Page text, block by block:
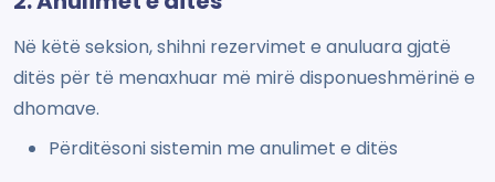
Në këtë seksion, shihni rezervimet e anuluara gjatë
ditës për të menaxhuar më mirë disponueshmërinë e
dhomave.
Përditësoni sistemin me anulimet e ditës